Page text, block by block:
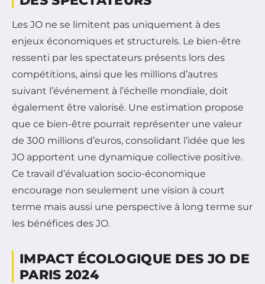
Les JO ne se limitent pas uniquement à des
enjeux économiques et structurels. Le bien-être
ressenti par les spectateurs présents lors des
compétitions, ainsi que les millions d’autres
suivant l’événement à l’échelle mondiale, doit
également être valorisé. Une estimation propose
que ce bien-être pourrait représenter une valeur
de 300 millions d’euros, consolidant l’idée que les
JO apportent une dynamique collective positive.
Ce travail d’évaluation socio-économique
encourage non seulement une vision à court
terme mais aussi une perspective à long terme sur
les bénéfices des JO.
IMPACT ÉCOLOGIQUE DES JO DE
PARIS 2024